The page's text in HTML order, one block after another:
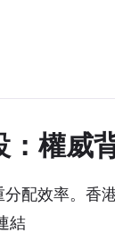
：權威
配效率。香
結